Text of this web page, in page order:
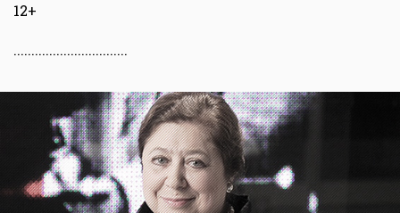
12+
................................